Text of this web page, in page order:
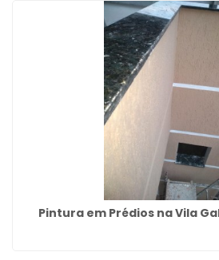
Pintura em Prédios na Vila